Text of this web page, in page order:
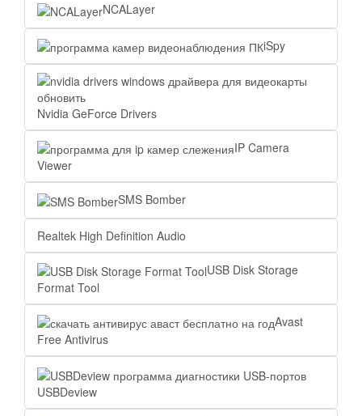
NCALayer
iSpy
Nvidia GeForce Drivers
IP Camera
Viewer
SMS Bomber
Realtek High Definition Audio
USB Disk Storage
Format Tool
Avast
Free Antivirus
USBDeview